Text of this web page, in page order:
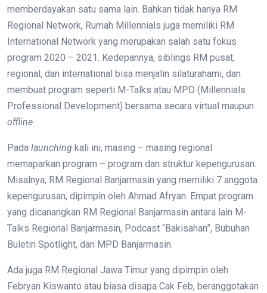
memberdayakan satu sama lain. Bahkan tidak hanya RM
Regional Network, Rumah Millennials juga memiliki RM
International Network yang merupakan salah satu fokus
program 2020 – 2021. Kedepannya, siblings RM pusat,
regional, dan international bisa menjalin silaturahami, dan
membuat program seperti M-Talks atau MPD (Millennials
Professional Development) bersama secara virtual maupun
offline.
Pada launching kali ini, masing – masing regional
memaparkan program – program dan struktur kepengurusan.
Misalnya, RM Regional Banjarmasin yang memiliki 7 anggota
kepengurusan, dipimpin oleh Ahmad Afryan. Empat program
yang dicanangkan RM Regional Banjarmasin antara lain M-
Talks Regional Banjarmasin, Podcast “Bakisahan”, Bubuhan
Buletin Spotlight, dan MPD Banjarmasin.
Ada juga RM Regional Jawa Timur yang dipimpin oleh
Febryan Kiswanto atau biasa disapa Cak Feb, beranggotakan